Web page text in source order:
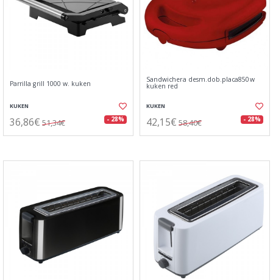
Parrilla grill 1000 w. kuken
KUKEN
36,86€ 51,34€ - 28%
Sandwichera desm.dob.placa850w
kuken red
KUKEN
42,15€ 58,40€ - 28%